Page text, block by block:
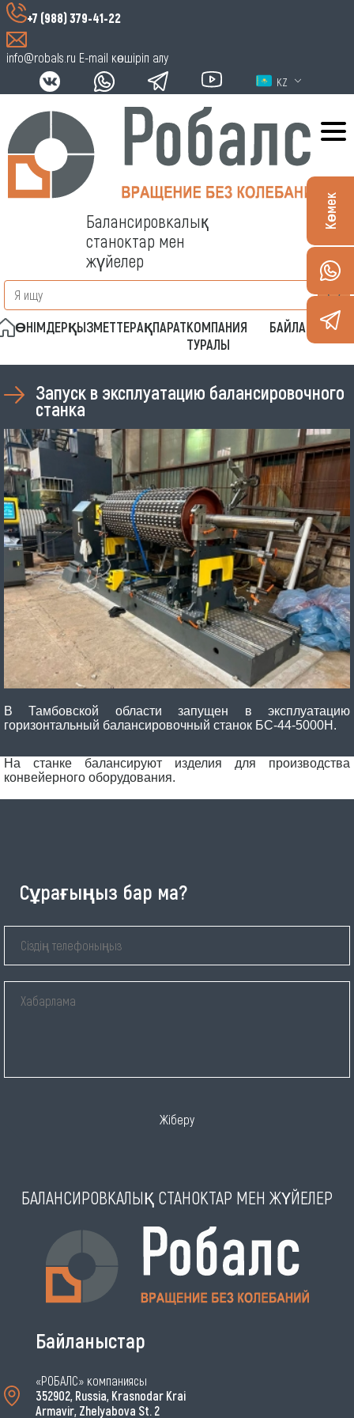
+7 (988) 379-41-22
info@robals.ru E-mail көшіріп алу
KZ
Балансировкалық
станоктар мен
жүйелер
ӨНІМДЕРҚЫЗМЕТТЕРАҚПАРАТКОМПАНИЯ
ТУРАЛЫ
БАЙЛАНЫСТАР
Запуск в эксплуатацию балансировочного
станка
В Тамбовской области запущен в эксплуатацию
горизонтальный балансировочный станок БС-44-5000Н.
На станке балансируют изделия для производства
конвейерного оборудования.
Сұрағыңыз бар ма?
Жіберу
БАЛАНСИРОВКАЛЫҚ СТАНОКТАР МЕН ЖҮЙЕЛЕР
Байланыстар
«РОБАЛС» компаниясы
352902, Russia, Krasnodar Krai
Armavir, Zhelyabova St. 2
Көмек